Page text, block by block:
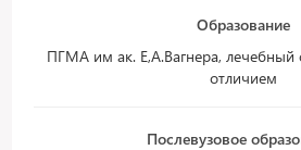
Образование
ПГМА им ак. Е,А.Вагнера, лечебный
отличием
Послевузовое